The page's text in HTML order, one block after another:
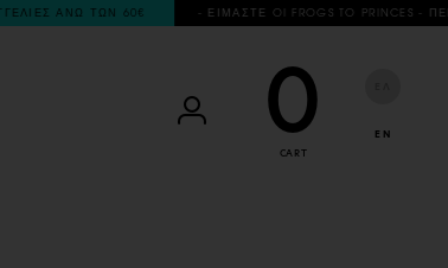
- ΕΙΜΑΣΤΕ OI FROGS TO PRINCES - ΠΕΡΗΦΑΝΑ ΔΗΜΙΟΥΡΓΟΥΜΕ
0
CART
EN